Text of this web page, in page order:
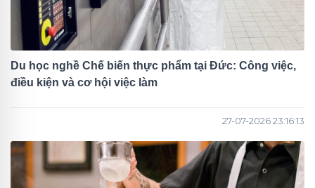
Du học nghề Chế biến thực phẩm tại Đức: Công việc,
điều kiện và cơ hội việc làm
27-07-2026 23:16:13